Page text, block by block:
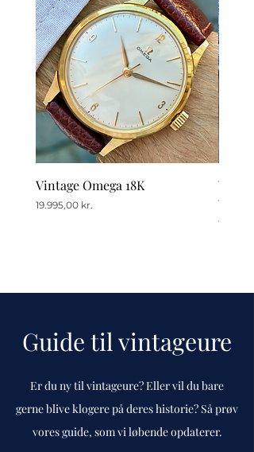
Vintage Omega 18K
Pris
19.995,00 kr.
Ville
Pris
Guide til vintageure
Er du ny til vintageure? Eller vil du bare
gerne blive klogere på deres historie? Så prøv
vores guide, som vi løbende opdaterer.